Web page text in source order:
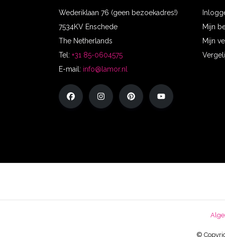
Wederiklaan 76 (geen bezoekadres!)
7534KV Enschede
The Netherlands
Tel: +31 85-0604575
E-mail: info@lamor.nl
Mijn
Mijn
©